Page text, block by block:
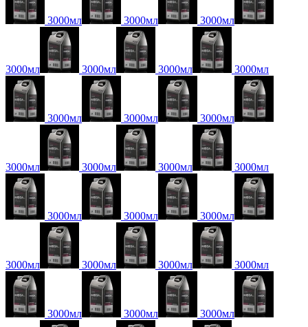
3000мл 3000мл 3000мл
3000мл 3000мл 3000мл 3000мл
3000мл 3000мл 3000мл
3000мл 3000мл 3000мл 3000мл
3000мл 3000мл 3000мл
3000мл 3000мл 3000мл 3000мл
3000мл 3000мл 3000мл